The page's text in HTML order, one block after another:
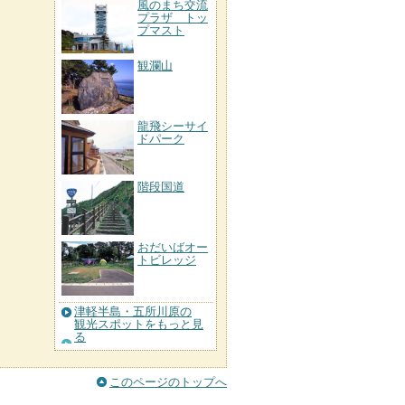
風のまち交流
プラザ トッ
プマスト
観瀾山
龍飛シーサイ
ドパーク
階段国道
おだいばオー
トビレッジ
津軽半島・五所川原の
観光スポットをもっと見
る
このページのトップへ